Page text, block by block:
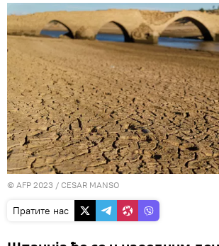
© AFP 2023 / CESAR MANSO
Пратите нас